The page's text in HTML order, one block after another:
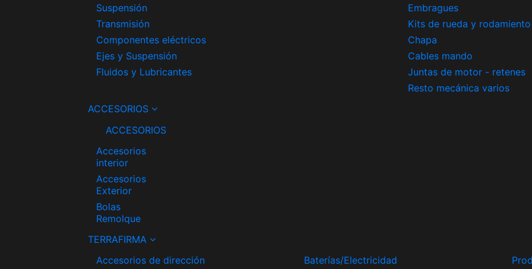
Suspensión
Transmisión
Componentes eléctricos
Ejes y Suspensión
Fluidos y Lubricantes
Embragues
Kits de rueda y rodamiento
Chapa
Cables mando
Juntas de motor - retenes
Resto mecánica varios
ACCESORIOS
ACCESORIOS
Accesorios
interior
Accesorios
Exterior
Bolas
Remolque
TERRAFIRMA
Accesorios de dirección
Baterías/Electricidad